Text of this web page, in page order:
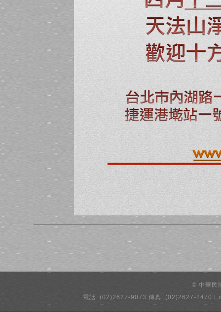
© 中華民
電話: (02)2627-9073 傳真: (02)2627-2470